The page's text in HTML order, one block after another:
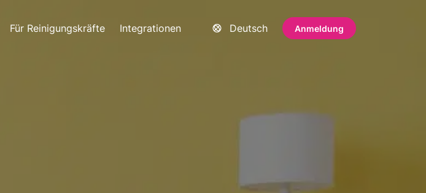
Für Reinigungskräfte Integrationen Deutsch Anmeldung